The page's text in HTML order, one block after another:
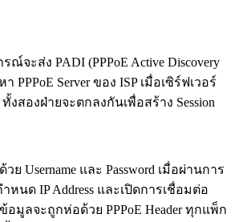
ณ์จะส่ง PADI (PPPoE Active Discovery
PPPoE Server ของ ISP เมื่อเซิร์ฟเวอร์
งสองฝ่ายจะตกลงกันเพื่อสร้าง Session
Username และ Password เมื่อผ่านการ
หนด IP Address และเปิดการเชื่อมต่อ
มูลจะถูกห่อด้วย PPPoE Header ทุกแพ็ก